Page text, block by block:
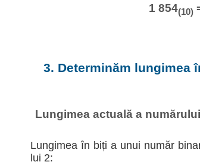
1 854(10)
3. Determinăm lungimea
Lungimea actuală a
Lungimea în biți a unui număr
lui 2: